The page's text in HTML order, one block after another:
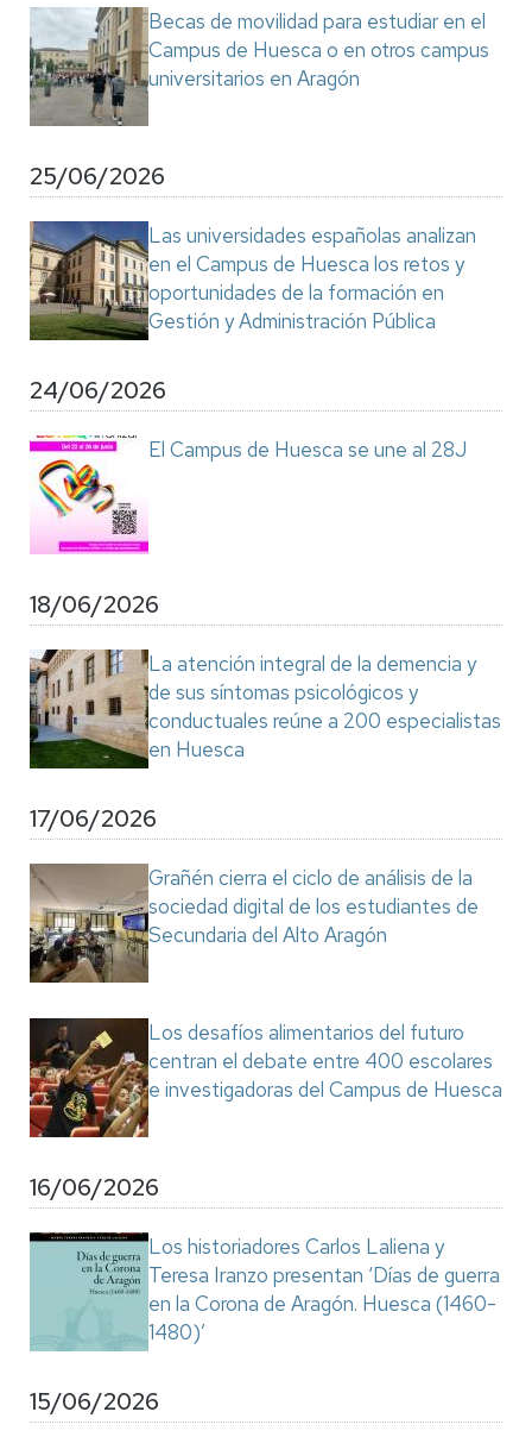
Becas de movilidad para estudiar en el
Campus de Huesca o en otros campus
universitarios en Aragón
25/06/2026
Las universidades españolas analizan
en el Campus de Huesca los retos y
oportunidades de la formación en
Gestión y Administración Pública
24/06/2026
El Campus de Huesca se une al 28J
18/06/2026
La atención integral de la demencia y
de sus síntomas psicológicos y
conductuales reúne a 200 especialistas
en Huesca
17/06/2026
Grañén cierra el ciclo de análisis de la
sociedad digital de los estudiantes de
Secundaria del Alto Aragón
Los desafíos alimentarios del futuro
centran el debate entre 400 escolares
e investigadoras del Campus de Huesca
16/06/2026
Los historiadores Carlos Laliena y
Teresa Iranzo presentan ‘Días de guerra
en la Corona de Aragón. Huesca (1460-
1480)’
15/06/2026